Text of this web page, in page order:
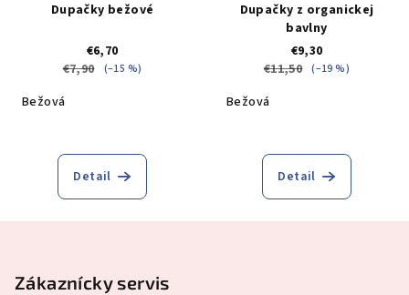
Dupačky bežové
€6,70
€7,90
(–15 %)
Bežová
Detail
Dupačky z organickej
bavlny
€9,30
€11,50 (–19 %)
Bežová
Detail
Zákaznícky servis